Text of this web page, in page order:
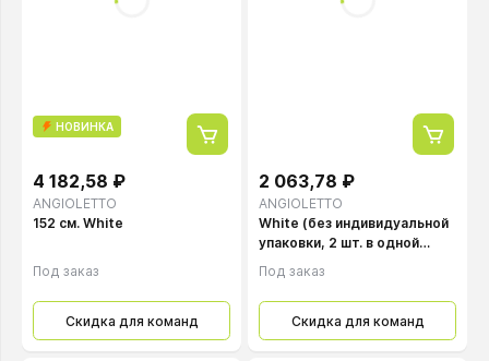
НОВИНКА
ANGIOLETTO
4 182,58 ₽
152 см. White
Под заказ
Скидка для команд
ANGIOLETTO
2 063,78 ₽
White (без индивидуальной
упаковки, 2 шт. в одной
коробке)
Под заказ
Скидка для команд